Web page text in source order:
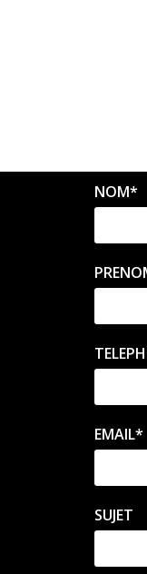
NOM*
EMAIL*
SUJET